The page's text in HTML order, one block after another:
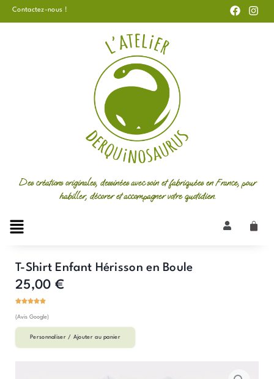
Aller
Contactez-nous !
a
c
n
s
Des créations originales, dessinées avec soin et fabriquées en France, pour
habiller, décorer et accompagner votre quotidien.
T-Shirt Enfant Hérisson en Boule
25,00 €
(Avis Google)
Personnaliser / Ajouter au panier